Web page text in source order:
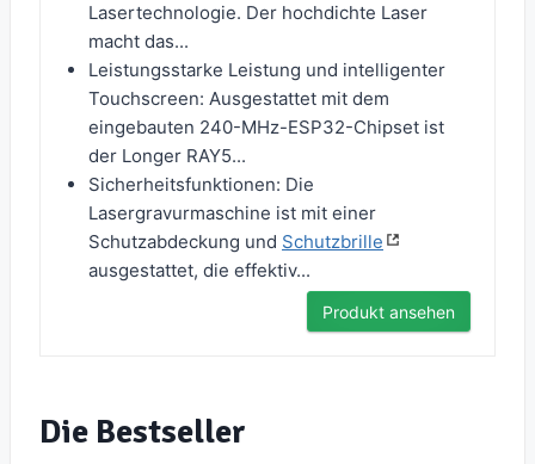
Lasertechnologie. Der hochdichte Laser
macht das...
Leistungsstarke Leistung und intelligenter
Touchscreen: Ausgestattet mit dem
eingebauten 240-MHz-ESP32-Chipset ist
der Longer RAY5...
Sicherheitsfunktionen: Die
Lasergravurmaschine ist mit einer
Schutzabdeckung und Schutzbrille
ausgestattet, die effektiv...
Produkt ansehen
Die Bestseller